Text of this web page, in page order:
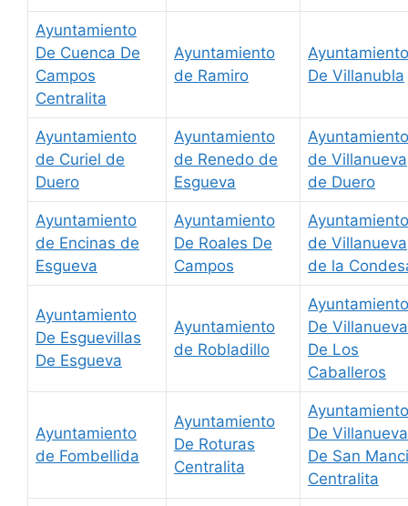
Ayuntamiento
De Cuenca De
Campos
Centralita
Ayuntamiento
de Ramiro
Ayuntamiento
De Villanubla
Ayuntamiento
de Curiel de
Duero
Ayuntamiento
de Renedo de
Esgueva
Ayuntamiento
de Villanueva
de Duero
Ayuntamiento
de Encinas de
Esgueva
Ayuntamiento
De Roales De
Campos
Ayuntamiento
de Villanueva
de la
Ayuntamiento
De Esguevillas
De Esgueva
Ayuntamiento
de Robladillo
Ayuntamiento
De Villanueva
De Los
Caballeros
Ayuntamiento
de Fombellida
Ayuntamiento
De Roturas
Centralita
Ayuntamiento
De Villanueva
De San
Centralita